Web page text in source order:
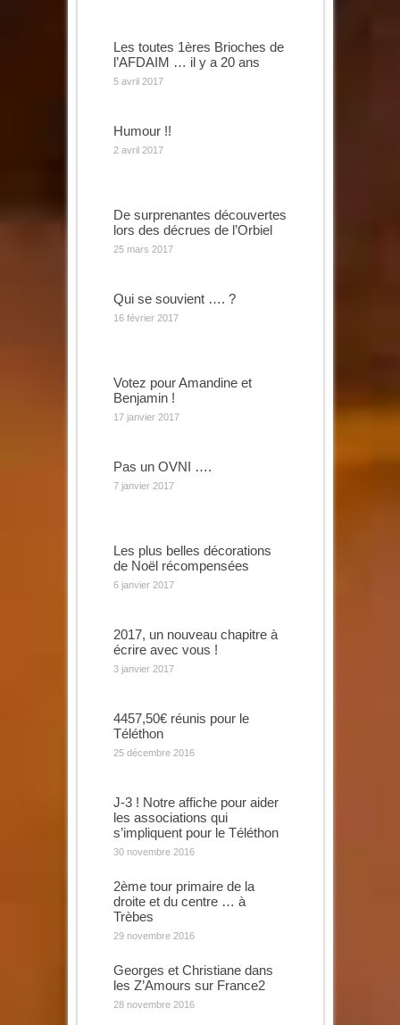
Les toutes 1ères Brioches de
l’AFDAIM … il y a 20 ans
5 avril 2017
Humour !!
2 avril 2017
De surprenantes découvertes
lors des décrues de l’Orbiel
25 mars 2017
Qui se souvient …. ?
16 février 2017
Votez pour Amandine et
Benjamin !
17 janvier 2017
Pas un OVNI ….
7 janvier 2017
Les plus belles décorations
de Noël récompensées
6 janvier 2017
2017, un nouveau chapitre à
écrire avec vous !
3 janvier 2017
4457,50€ réunis pour le
Téléthon
25 décembre 2016
J-3 ! Notre affiche pour aider
les associations qui
s’impliquent pour le Téléthon
30 novembre 2016
2ème tour primaire de la
droite et du centre … à
Trèbes
29 novembre 2016
Georges et Christiane dans
les Z’Amours sur France2
28 novembre 2016